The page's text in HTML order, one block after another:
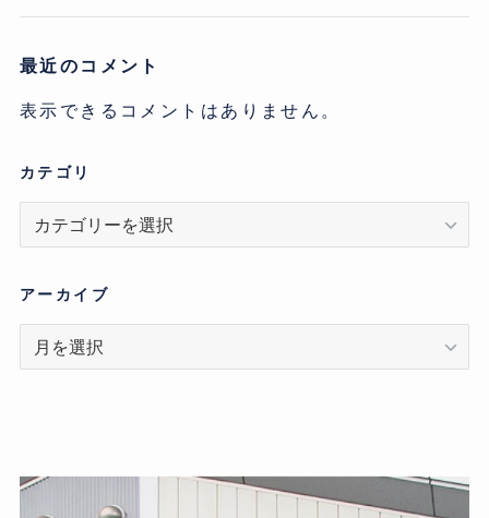
最近のコメント
表示できるコメントはありません。
カテゴリ
リ
アーカイブ
ア